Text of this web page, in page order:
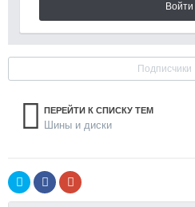
Войти
Подписчики
ПЕРЕЙТИ К СПИСКУ ТЕМ
Шины и диски